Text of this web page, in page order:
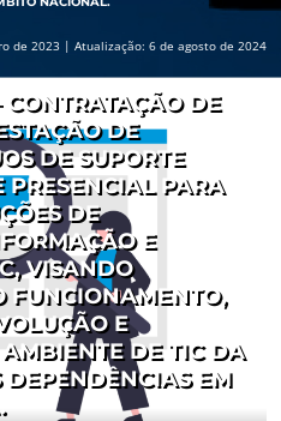
Aberta
de 2023 | Atualização: 6 de agosto de 2024
DE
DE
DE SUPORTE
PRESENCIAL PARA
DE
E
VISANDO
FUNCIONAMENTO,
E
DE TIC DA
DEPENDÊNCIAS EM